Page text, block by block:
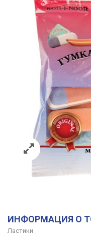
ИНФОРМАЦИЯ О
Ластики